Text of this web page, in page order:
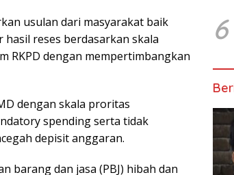
usulan dari masyarakat baik
reses berdasarkan skala
RKPD dengan mempertimbangkan
dengan skala proritas
spending serta tidak
depisit anggaran.
barang dan jasa (PBJ) hibah dan
6